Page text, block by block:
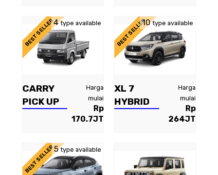
CARRY
PICK UP
Harga
mulai
Rp
170.7JT
BEST SELLER4type available
XL 7
HYBRID
Harga
mulai
Rp
264JT
BEST SELLER10type available
BEST SELLER5type available